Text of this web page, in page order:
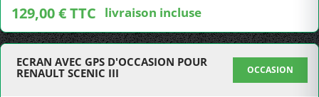
129,00 € TTC livraison incluse
ECRAN AVEC GPS D'OCCASION POUR
RENAULT SCENIC III
OCCASION